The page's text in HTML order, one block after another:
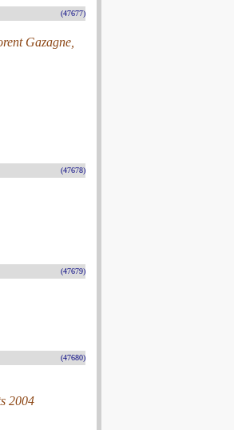
(47677)
Gazagne,
(47678)
(47679)
(47680)
2004